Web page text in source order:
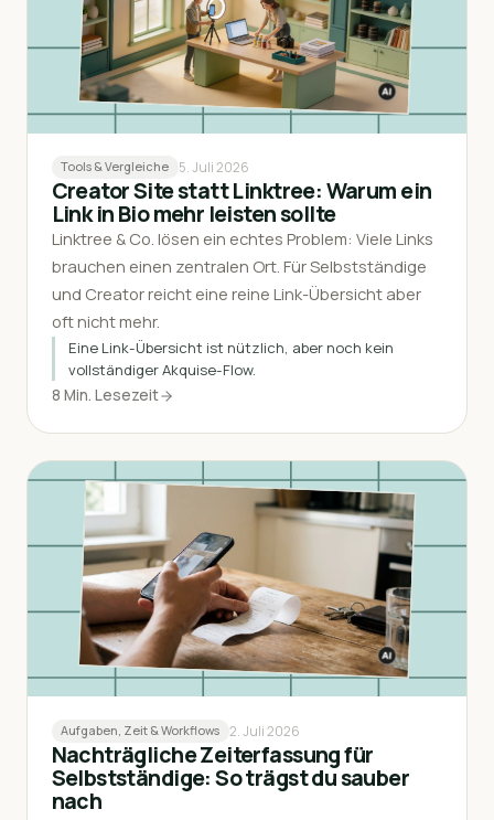
Tools & Vergleiche 5. Juli 2026
Creator Site statt Linktree: Warum ein
Link in Bio mehr leisten sollte
Linktree & Co. lösen ein echtes Problem: Viele Links
brauchen einen zentralen Ort. Für Selbstständige
und Creator reicht eine reine Link-Übersicht aber
oft nicht mehr.
Eine Link-Übersicht ist nützlich, aber noch kein
vollständiger Akquise-Flow.
8 Min. Lesezeit
Aufgaben, Zeit & Workflows 2. Juli 2026
Nachträgliche Zeiterfassung für
Selbstständige: So trägst du sauber
nach